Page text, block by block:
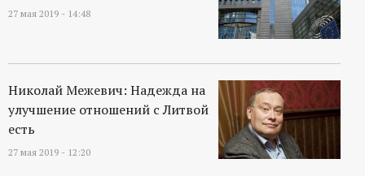
27 мая 2019 - 14:48
Николай Межевич: Надежда на
улучшение отношений с Литвой
есть
27 мая 2019 - 12:20